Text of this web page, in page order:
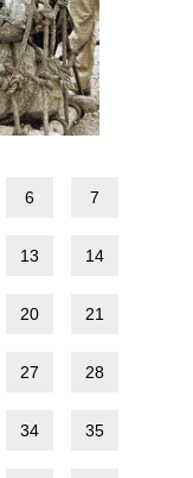
6 7
13 14
20 21
27 28
34 35